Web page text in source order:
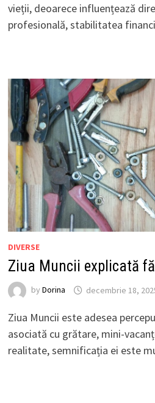
vieții, deoarece influențează
profesională, stabilitatea
DIVERSE
Ziua Muncii explicată
by Dorina decembrie 18,
Ziua Muncii este adesea
asociată cu grătare, mini-
realitate, semnificația ei este